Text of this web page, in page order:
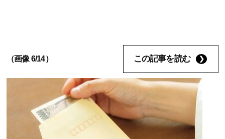
（画像 6/14） この記事を読む